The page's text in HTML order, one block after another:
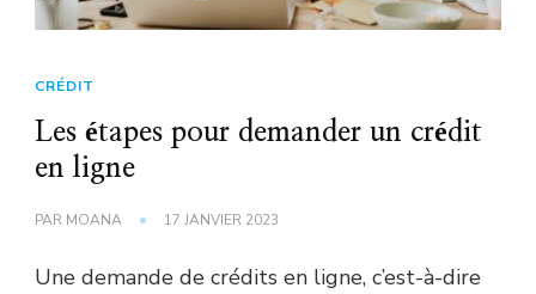
CRÉDIT
Les étapes pour demander un crédit
en ligne
PAR MOANA 17 JANVIER 2023
Une demande de crédits en ligne, c’est-à-dire